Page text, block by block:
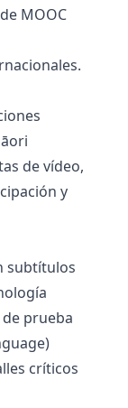
MOOC
de vídeo,
y
subtítulos
prueba
críticos